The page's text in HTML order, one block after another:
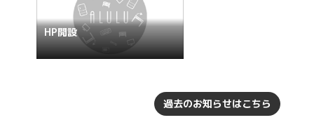
HP開設
過去のお知らせはこちら